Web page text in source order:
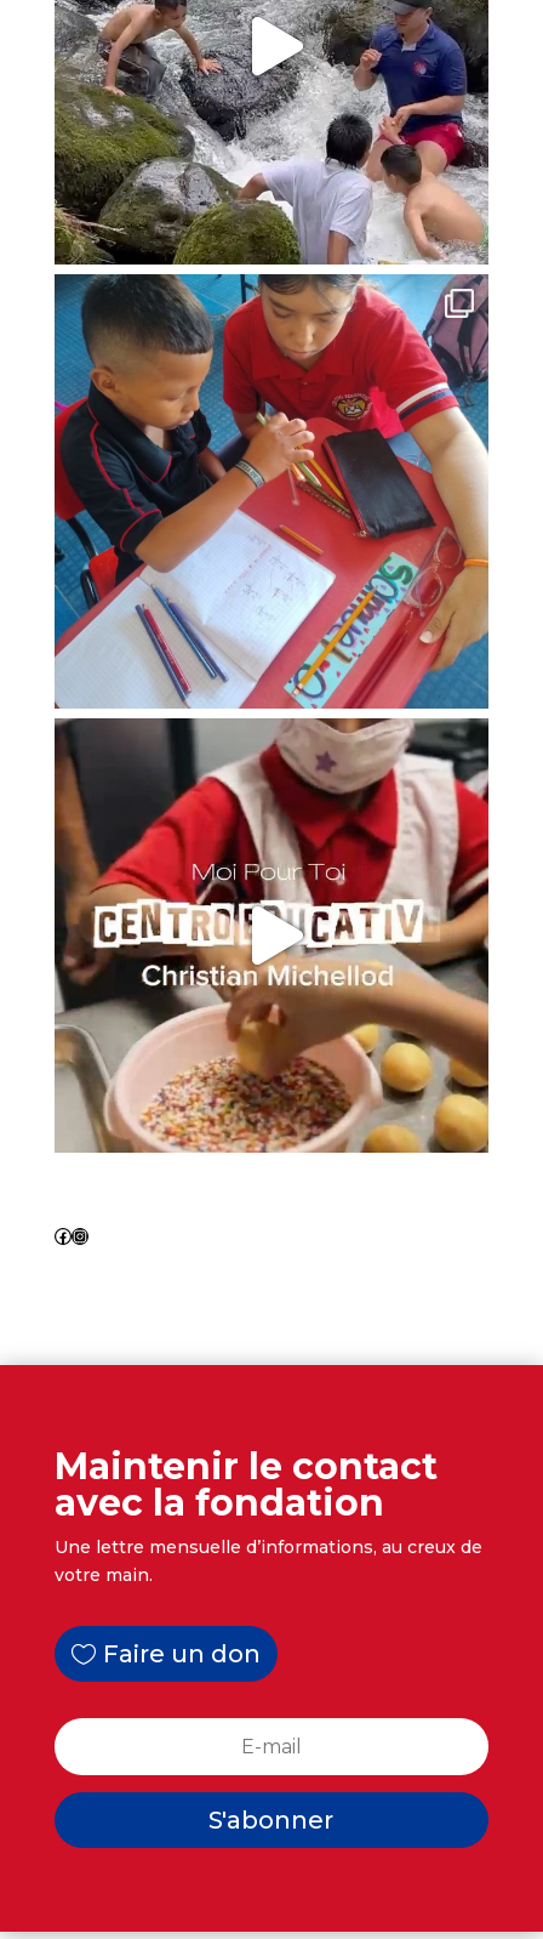
https://www.facebook.com/moipourtoit
https://www.instagram.com/fondation_moipourtoit/
Maintenir le contact
avec la fondation
Une lettre mensuelle d’informations, au creux de
votre main.
Faire un don
S'abonner